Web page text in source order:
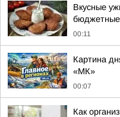
Вкусные
00:11
Картина
«МК»
00:07
Как